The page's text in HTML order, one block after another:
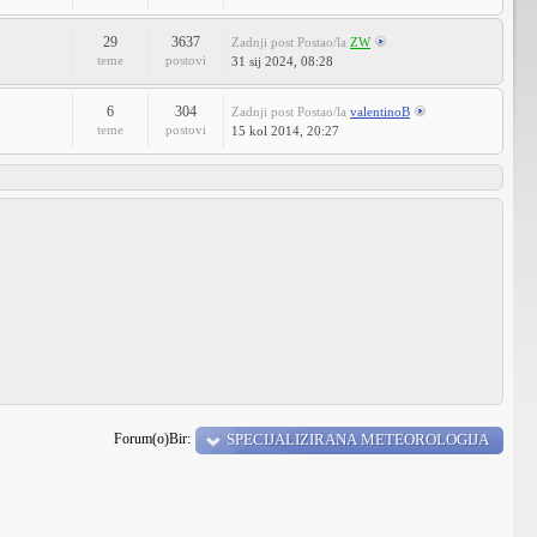
29
teme
3637
postovi
Zadnji post Postao/la ZW
31 sij 2024, 08:28
6
teme
304
postovi
Zadnji post Postao/la valentinoB
15 kol 2014, 20:27
Forum(o)Bir: SPECIJALIZIRANA METEOROLOGIJA